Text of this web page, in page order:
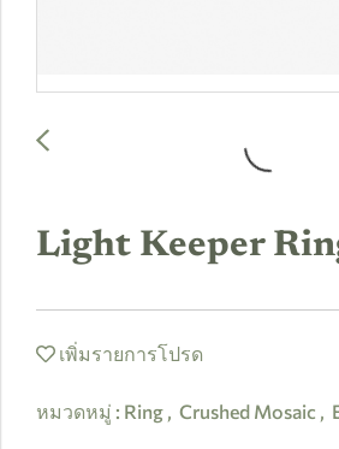
Light Keeper
เพิ่มรายการโปรด
หมวดหมู่ : Ring , Crushed Mosaic ,